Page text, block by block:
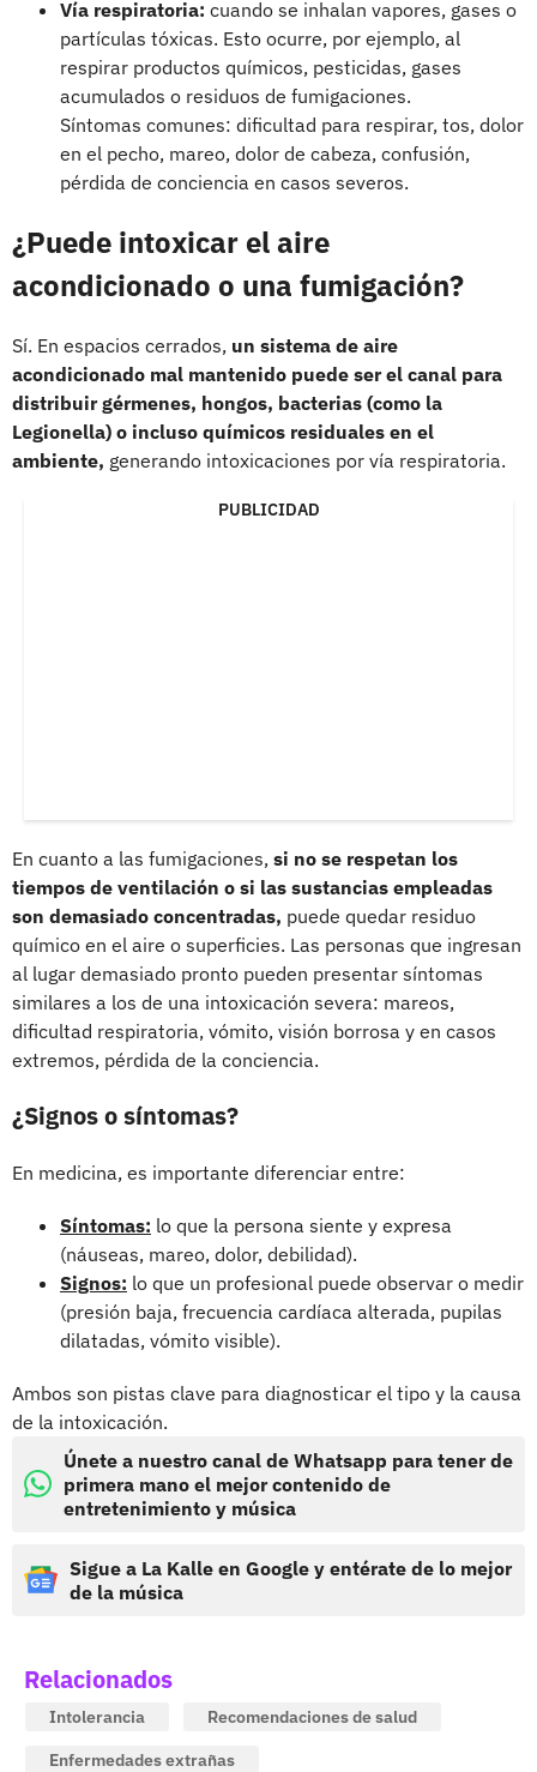
Vía respiratoria: cuando se inhalan vapores, gases o
partículas tóxicas. Esto ocurre, por ejemplo, al
respirar productos químicos, pesticidas, gases
acumulados o residuos de fumigaciones.
Síntomas comunes: dificultad para respirar, tos, dolor
en el pecho, mareo, dolor de cabeza, confusión,
pérdida de conciencia en casos severos.
¿Puede intoxicar el aire
acondicionado o una fumigación?
Sí. En espacios cerrados, un sistema de aire
acondicionado mal mantenido puede ser el canal para
distribuir gérmenes, hongos, bacterias (como la
Legionella) o incluso químicos residuales en el
ambiente, generando intoxicaciones por vía respiratoria.
PUBLICIDAD
En cuanto a las fumigaciones, si no se respetan los
tiempos de ventilación o si las sustancias empleadas
son demasiado concentradas, puede quedar residuo
químico en el aire o superficies. Las personas que ingresan
al lugar demasiado pronto pueden presentar síntomas
similares a los de una intoxicación severa: mareos,
dificultad respiratoria, vómito, visión borrosa y en casos
extremos, pérdida de la conciencia.
¿Signos o síntomas?
En medicina, es importante diferenciar entre:
Síntomas: lo que la persona siente y expresa
(náuseas, mareo, dolor, debilidad).
Signos: lo que un profesional puede observar o medir
(presión baja, frecuencia cardíaca alterada, pupilas
dilatadas, vómito visible).
Ambos son pistas clave para diagnosticar el tipo y la causa
de la intoxicación.
Únete a nuestro canal de Whatsapp para tener de
primera mano el mejor contenido de
entretenimiento y música
Sigue a La Kalle en Google y entérate de lo mejor
de la música
Relacionados
Intolerancia
Recomendaciones de salud
Enfermedades extrañas